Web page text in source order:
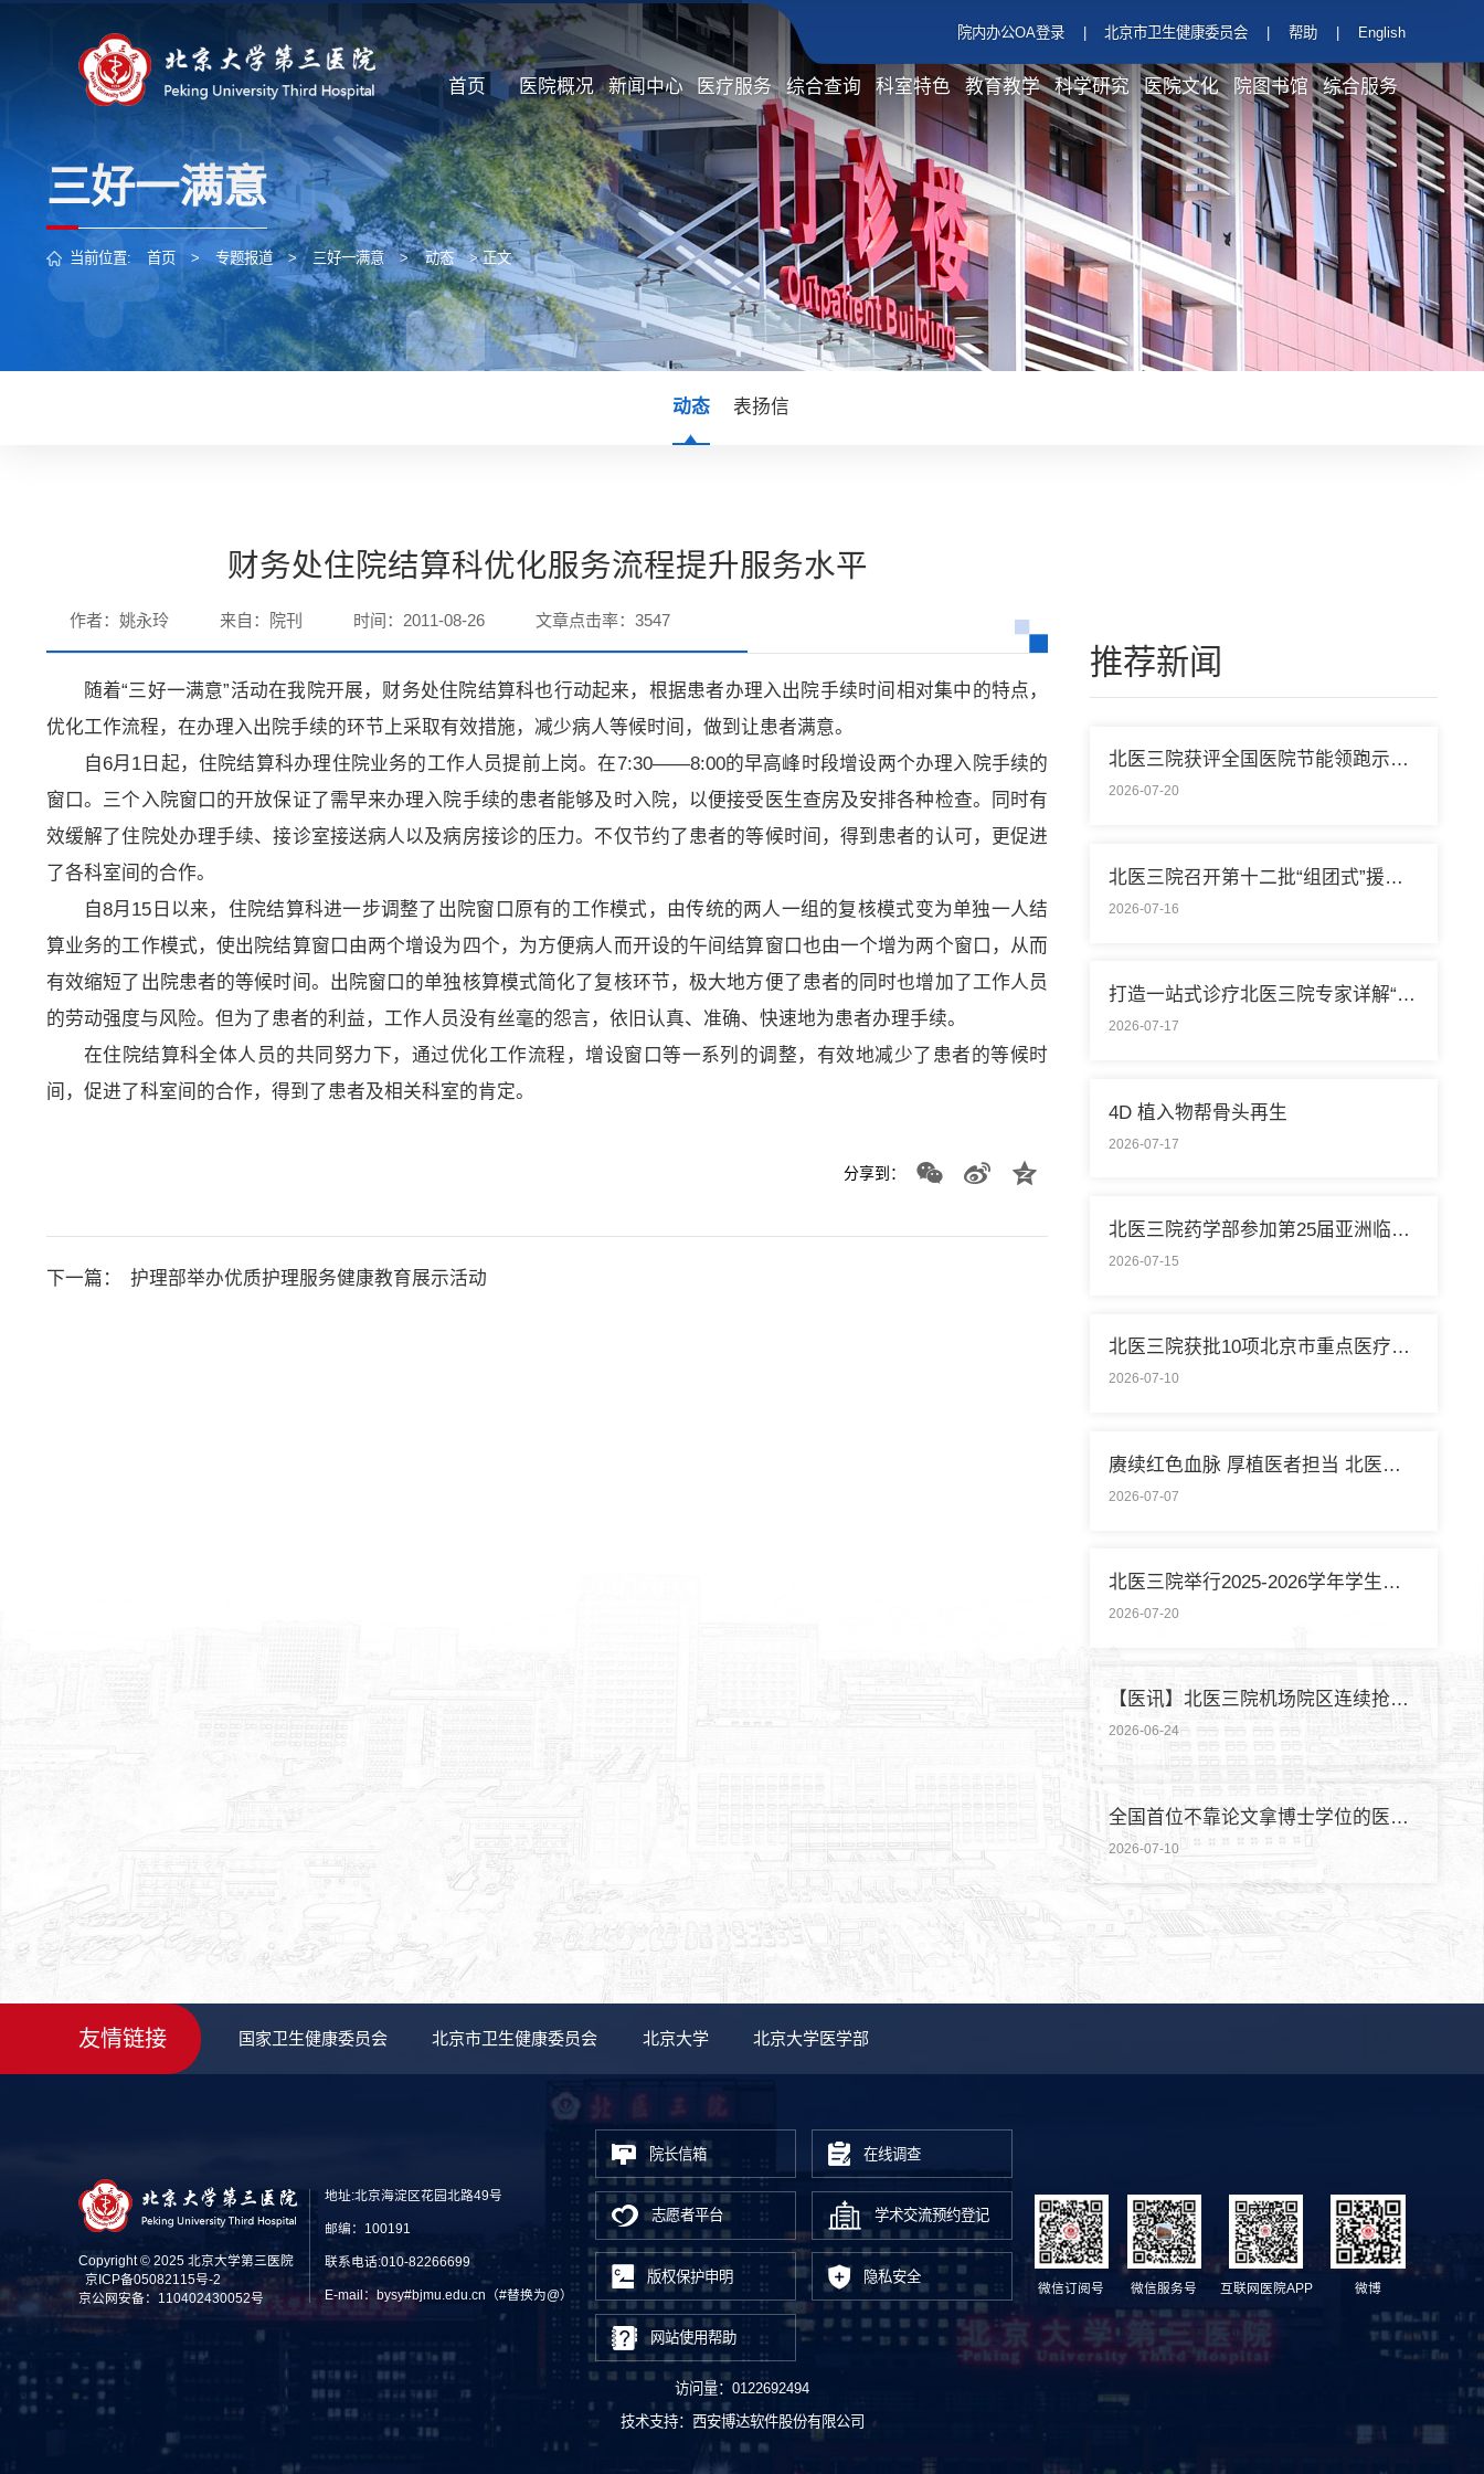
院内办公OA登录 北京市卫生健康委员会 帮助 English
首页 医院概况 新闻中心 医疗服务 综合查询 科室特色 教育教学 科学研究 医院文化 院图书馆 综合服务
三好一满意
当前位置: 首页 > 专题报道 > 三好一满意 > 动态 > 正文
动态 表扬信
财务处住院结算科优化服务流程提升服务水平
作者：姚永玲 来自：院刊 时间：2011-08-26 文章点击率： 3547
随着“三好一满意”活动在我院开展，财务处住院结算科也行动起来，根据患者办理入出院手续时间相对集中的特点，
优化工作流程，在办理入出院手续的环节上采取有效措施，减少病人等候时间，做到让患者满意。
自6月1日起，住院结算科办理住院业务的工作人员提前上岗。在7:30——8:00的早高峰时段增设两个办理入院手续的
窗口。三个入院窗口的开放保证了需早来办理入院手续的患者能够及时入院，以便接受医生查房及安排各种检查。同时有
效缓解了住院处办理手续、接诊室接送病人以及病房接诊的压力。不仅节约了患者的等候时间，得到患者的认可，更促进
了各科室间的合作。
自8月15日以来，住院结算科进一步调整了出院窗口原有的工作模式，由传统的两人一组的复核模式变为单独一人结
算业务的工作模式，使出院结算窗口由两个增设为四个，为方便病人而开设的午间结算窗口也由一个增为两个窗口，从而
有效缩短了出院患者的等候时间。出院窗口的单独核算模式简化了复核环节，极大地方便了患者的同时也增加了工作人员
的劳动强度与风险。但为了患者的利益，工作人员没有丝毫的怨言，依旧认真、准确、快速地为患者办理手续。
在住院结算科全体人员的共同努力下，通过优化工作流程，增设窗口等一系列的调整，有效地减少了患者的等候时
间，促进了科室间的合作，得到了患者及相关科室的肯定。
分享到：
下一篇： 护理部举办优质护理服务健康教育展示活动
推荐新闻
北医三院获评全国医院节能领跑示范单位称号
2026-07-20
北医三院召开第十二批“组团式”援藏医疗队欢送会
2026-07-16
打造一站式诊疗北医三院专家详解“控糖”新模式
2026-07-17
4D 植入物帮骨头再生
2026-07-17
北医三院药学部参加第25届亚洲临床药学大会
2026-07-15
北医三院获批10项北京市重点医疗技术临床应用培训基地
2026-07-10
赓续红色血脉 厚植医者担当 北医三院开展庆祝中国共产党成立105周年系列活动
2026-07-07
北医三院举行2025-2026学年学生暑期社会实践启动仪式
2026-07-20
【医讯】北医三院机场院区连续抢救两名致死性肺栓塞外籍旅客
2026-06-24
全国首位不靠论文拿博士学位的医学领域研究生通过答辩
2026-07-10
友情链接 国家卫生健康委员会 北京市卫生健康委员会 北京大学 北京大学医学部
Copyright © 2025 北京大学第三医院
京ICP备05082115号-2
京公网安备：110402430052号
地址:北京海淀区花园北路49号
邮编：100191
联系电话:010-82266699
E-mail：bysy#bjmu.edu.cn（#替换为@）
院长信箱 在线调查
志愿者平台 学术交流预约登记
版权保护申明 隐私安全
网站使用帮助
微信订阅号 微信服务号 互联网医院APP 微博
访问量： 0122692494
技术支持： 西安博达软件股份有限公司